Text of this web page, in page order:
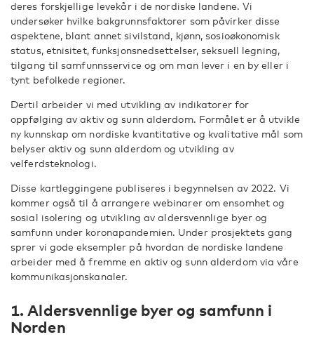
deres forskjellige levekår i de nordiske landene. Vi
undersøker hvilke bakgrunnsfaktorer som påvirker disse
aspektene, blant annet sivilstand, kjønn, sosioøkonomisk
status, etnisitet, funksjonsnedsettelser, seksuell legning,
tilgang til samfunnsservice og om man lever i en by eller i
tynt befolkede regioner.
Dertil arbeider vi med utvikling av indikatorer for
oppfølging av aktiv og sunn alderdom. Formålet er å utvikle
ny kunnskap om nordiske kvantitative og kvalitative mål som
belyser aktiv og sunn alderdom og utvikling av
velferdsteknologi.
Disse kartleggingene publiseres i begynnelsen av 2022. Vi
kommer også til å arrangere webinarer om ensomhet og
sosial isolering og utvikling av aldersvennlige byer og
samfunn under koronapandemien. Under prosjektets gang
sprer vi gode eksempler på hvordan de nordiske landene
arbeider med å fremme en aktiv og sunn alderdom via våre
kommunikasjonskanaler.
1. Aldersvennlige byer og samfunn i
Norden